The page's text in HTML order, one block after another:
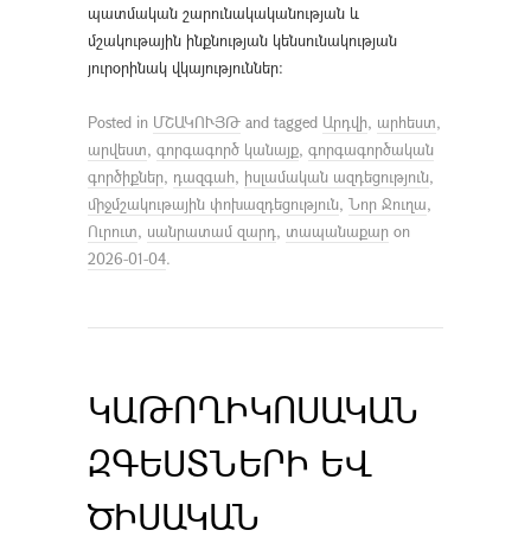
պատմական շարունակականության և
մշակութային ինքնության կենսունակության
յուրօրինակ վկայություններ։
Posted in ՄՇԱԿՈՒՅԹ and tagged Արդվի, արհեստ,
արվեստ, գորգագործ կանայք, գորգագործական
գործիքներ, դազգահ, իսլամական ազդեցություն,
միջմշակութային փոխազդեցություն, Նոր Ջուղա,
Ուրուտ, սանրատամ զարդ, տապանաքար on
2026-01-04.
ԿԱԹՈՂԻԿՈՍԱԿԱՆ
ԶԳԵՍՏՆԵՐԻ ԵՎ
ԾԻՍԱԿԱՆ